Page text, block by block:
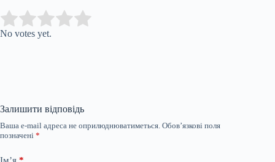
Rate this item:
No votes yet.
Залишити відповідь
Ваша e-mail адреса не оприлюднюватиметься. Обов’язкові поля
позначені *